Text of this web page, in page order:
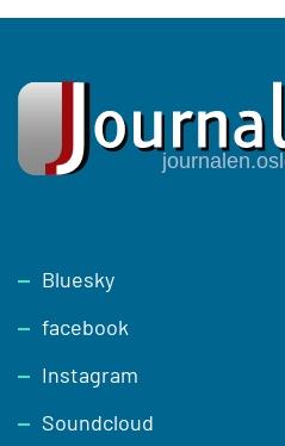
Footer
Bluesky
facebook
Instagram
Soundcloud